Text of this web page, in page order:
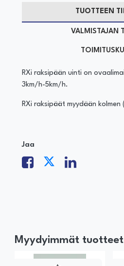
TUOTTEEN
VALMISTAJAN
RXi raksipään uinti on
3km/h-5km/h.
RXi raksipäät myydään kolmen
Jaa
Myydyimmät tuotteet